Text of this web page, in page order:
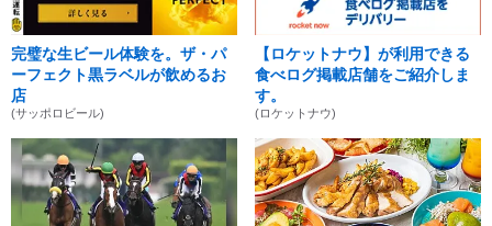
完璧な生ビール体験を。ザ・パ
ーフェクト黒ラベルが飲めるお
店
(サッポロビール)
【ロケットナウ】が利用できる
食べログ掲載店舗をご紹介しま
す。
(ロケットナウ)